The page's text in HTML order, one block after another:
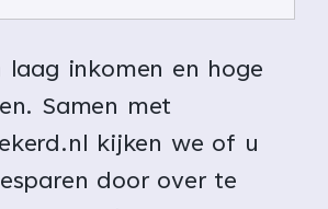
laag inkomen en hoge
Samen met
kijken we of u
door over te